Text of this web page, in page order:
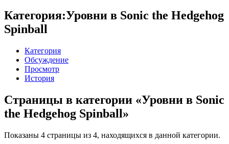
Категория:Уровни в Sonic the Hedgehog
Spinball
Категория
Обсуждение
Просмотр
История
Страницы в категории «Уровни в Sonic
the Hedgehog Spinball»
Показаны 4 страницы из 4, находящихся в данной категории.